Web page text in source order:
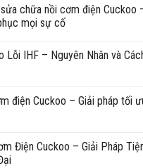
chữa nồi cơm điện Cuckoo
mọi sự cố
Lỗi IHF – Nguyên Nhân và
điện Cuckoo – Giải pháp tối
Điện Cuckoo – Giải Pháp